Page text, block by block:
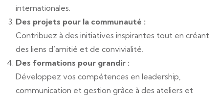
internationales.
Des projets pour la communauté :
Contribuez à des initiatives inspirantes tout en créant
des liens d’amitié et de convivialité.
Des formations pour grandir :
Développez vos compétences en leadership,
communication et gestion grâce à des ateliers et